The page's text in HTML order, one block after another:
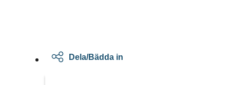
Dela/Bädda in